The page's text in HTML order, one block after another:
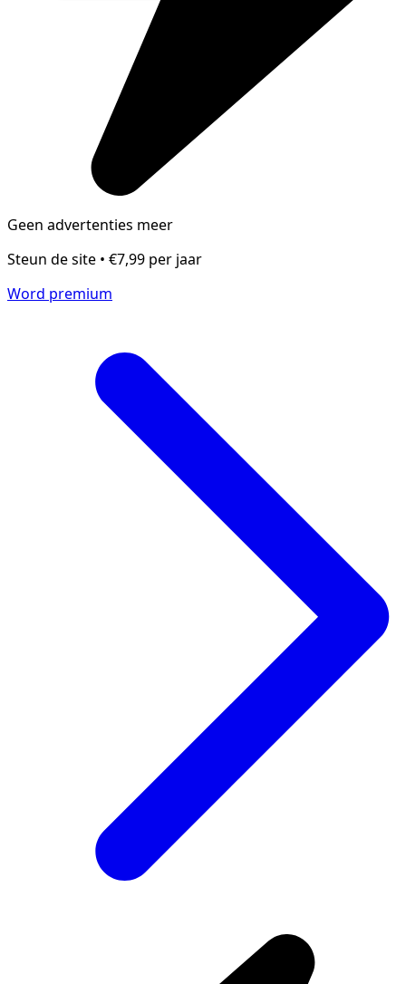
Geen advertenties meer
Steun de site • €7,99 per jaar
Word premium